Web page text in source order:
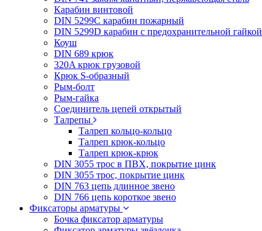
Карабин винтовой
DIN 5299C карабин пожарный
DIN 5299D карабин с предохранительной гайкой
Коуш
DIN 689 крюк
320A крюк грузовой
Крюк S-образный
Рым-болт
Рым-гайка
Соединитель цепей открытый
Талрепы
Талреп кольцо-кольцо
Талреп крюк-кольцо
Талреп крюк-крюк
DIN 3055 трос в ПВХ, покрытие цинк
DIN 3055 трос, покрытие цинк
DIN 763 цепь длинное звено
DIN 766 цепь короткое звено
Фиксаторы арматуры
Бочка фиксатор арматуры